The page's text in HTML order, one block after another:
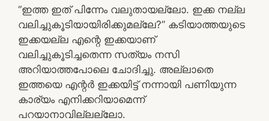
“ഇത്ത ഇത് പിന്നേം വലുതായല്ലോ. ഇക്ക നല്ല
വലിച്ചുകൂടിയായിരിക്കുമല്ലേ?” കടിയാത്തയുടെ
ഇക്കയല്ല എന്റെ ഇക്കയാണ്
വലിച്ചുകൂടിച്ചതെന്ന സത്യം നസി
അറിയാത്തപോലെ ചോദിച്ചു. അല്ലാതെ
ഇത്തയെ എന്റർ ഇക്കയിട്ട് നന്നായി പണിയുന്ന
കാര്യം എനിക്കറിയാമെന്ന്
പറയാനാവില്ലല്ലോ.